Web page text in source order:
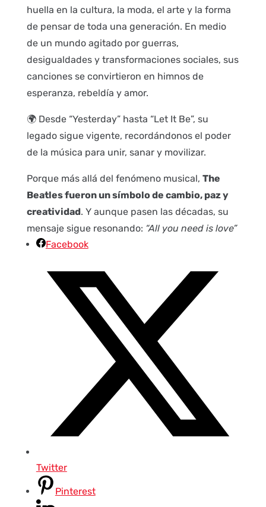
huella en la cultura, la moda, el arte y la forma
de pensar de toda una generación. En medio
de un mundo agitado por guerras,
desigualdades y transformaciones sociales, sus
canciones se convirtieron en himnos de
esperanza, rebeldía y amor.
🌍 Desde “Yesterday” hasta “Let It Be”, su
legado sigue vigente, recordándonos el poder
de la música para unir, sanar y movilizar.
Porque más allá del fenómeno musical, The
Beatles fueron un símbolo de cambio, paz y
creatividad. Y aunque pasen las décadas, su
mensaje sigue resonando: “All you need is love”
Facebook
Twitter
Pinterest